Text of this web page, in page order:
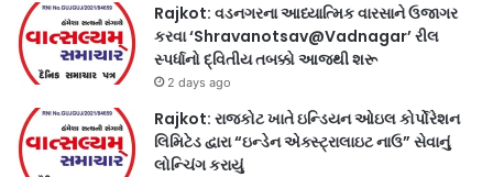
Rajkot: વડનગરના આધ્યાત્મિક વારસાને ઉજાગર
કરવા ‘Shravanotsav@Vadnagar’ રીલ
સ્પર્ધાનો દ્વિતીય તબક્કો આજથી શરૂ
2 days ago
Rajkot: રાજકોટ ખાતે ઇન્ડિયન ઓઇલ કોર્પોરેશન
લિમિટેડ દ્વારા “ઇન્ડેન એક્સ્ટ્રાલાઇટ નાઉ” સેવાનું
લોન્ચિંગ કરાયું